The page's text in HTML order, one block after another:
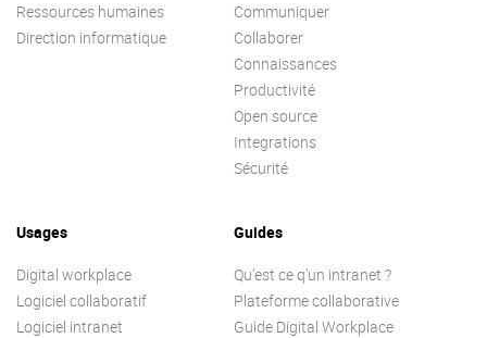
Ressources humaines
Direction informatique
Communiquer
Collaborer
Connaissances
Productivité
Open source
Integrations
Sécurité
Usages
Digital workplace
Logiciel collaboratif
Logiciel intranet
Guides
Qu’est ce q’un intranet ?
Plateforme collaborative
Guide Digital Workplace